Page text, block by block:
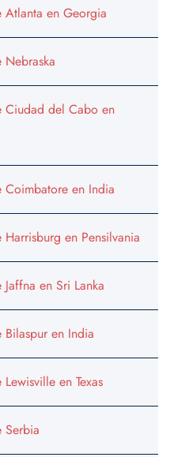
en Georgia
del Cabo en
en India
en Pensilvania
en Sri Lanka
en India
en Texas